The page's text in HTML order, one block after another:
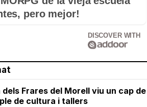
pero mejor!
DISCOVER WITH
dels Frares del Morell viu un cap de
de cultura i tallers